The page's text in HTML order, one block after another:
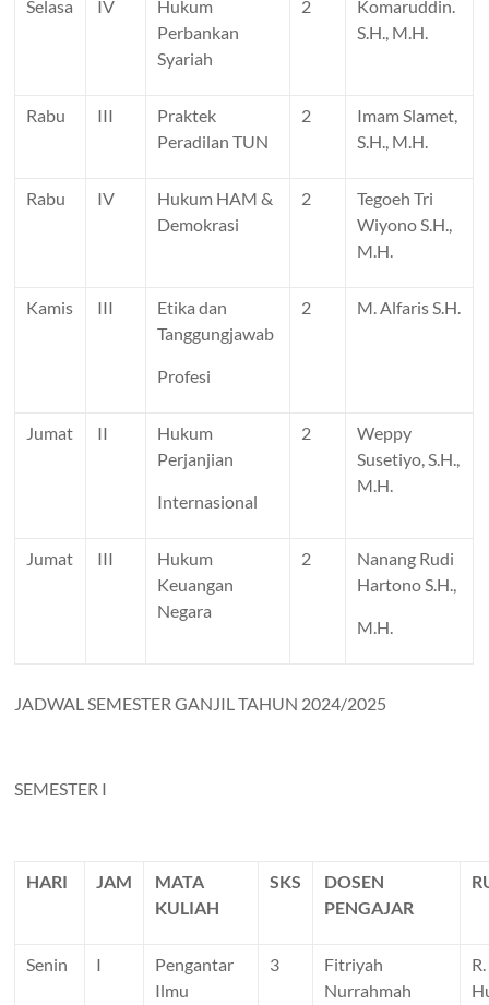
Selasa IV
Hukum
Perbankan
Syariah
2
Komaruddin.
S.H., M.H.
Rabu III
Praktek
Peradilan TUN
2
Imam Slamet,
S.H., M.H.
Rabu IV
Hukum HAM &
Demokrasi
2
Tegoeh Tri
Wiyono S.H.,
M.H.
Kamis III
Etika dan
Tanggungjawab
Profesi
2 M. Alfaris S.H.
Jumat II
Hukum
Perjanjian
Internasional
2
Weppy
Susetiyo, S.H.,
M.H.
Jumat III
Hukum
Keuangan
Negara
2
Nanang Rudi
Hartono S.H.,
M.H.
JADWAL SEMESTER GANJIL TAHUN 2024/2025
SEMESTER I
HARI JAM
MATA
KULIAH
SKS
DOSEN
PENGAJAR
Senin I
Pengantar
Ilmu
3
Fitriyah
Nurrahmah
R.